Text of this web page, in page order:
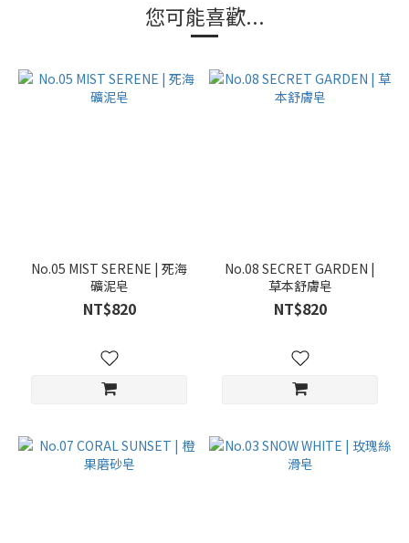
您可能喜歡...
No.05 MIST SERENE | 死海
礦泥皂
NT$820
No.08 SECRET GARDEN |
草本舒膚皂
NT$820